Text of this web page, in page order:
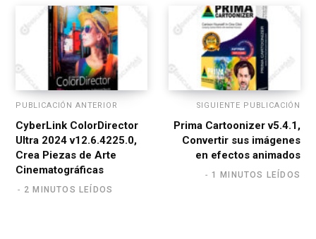
PUBLICACIÓN ANTERIOR
CyberLink ColorDirector
Ultra 2024 v12.6.4225.0,
Crea Piezas de Arte
Cinematográficas
2 MINUTOS LEÍDOS
SIGUIENTE PUBLICACIÓN
Prima Cartoonizer v5.4.1,
Convertir sus imágenes
en efectos animados
1 MINUTOS LEÍDOS